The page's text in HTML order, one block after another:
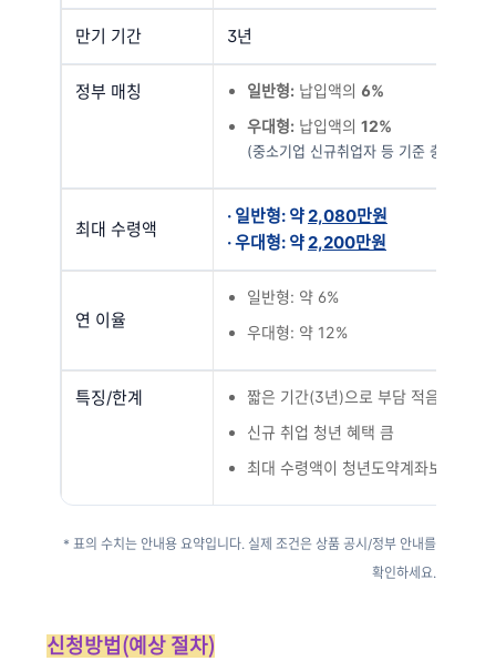
만기 기간 3년
정부 매칭 일반형: 납입액의 6%
우대형: 납입액의 12%
(중소기업 신규취업자 등 기준 충족 시)
최대 수령액
· 일반형: 약 2,080만원
· 우대형: 약 2,200만원
연 이율
일반형: 약 6%
우대형: 약 12%
특징/한계
짧은 기간(3년)으로 부담 적음
신규 취업 청년 혜택 큼
최대 수령액이 청년도약계좌보다 작음
* 표의 수치는 안내용 요약입니다. 실제 조건은 상품 공시/정부 안내를
확인하세요.
신청방법(예상 절차)